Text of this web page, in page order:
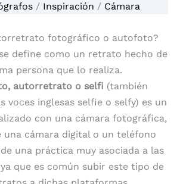
/ Inspiración / Cámara
fotográfico o autofoto?
define como un retrato hecho de
persona que lo realiza.
autorretrato o selfi (también
voces inglesas selfie o selfy)​ es un
con una cámara fotográfica,
una cámara digital o un teléfono
una práctica muy asociada a las
que es común subir este tipo de